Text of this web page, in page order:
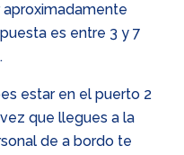
aproximadamente
es entre 3 y 7
estar en el puerto 2
que llegues a la
de a bordo te